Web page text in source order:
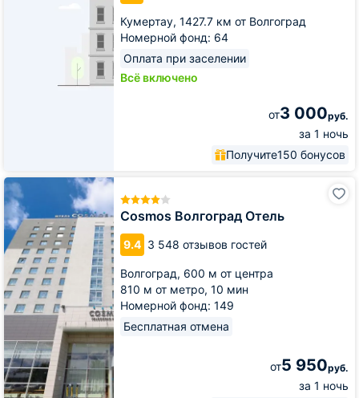
Кумертау, 1427.7 км от Волгоград
Номерной фонд: 64
Оплата при заселении
Всё включено
от3 000руб.
за 1 ночь
Получите150 бонусов
+
#
"
«
.
Cosmos Волгоград Отель
9.4 3 548 отзывов гостей
Волгоград, 600 м от центра
810 м от метро, 10 мин
Номерной фонд: 149
Бесплатная отмена
от5 950руб.
за 1 ночь
Cosmos
Волгоград
Отель